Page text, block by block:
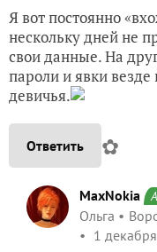
Я вот постоянно
нескольку дней не
свои данные. На
пароли и явки
девичья.
Ответить ✿
MaxNokia
Ольга
1